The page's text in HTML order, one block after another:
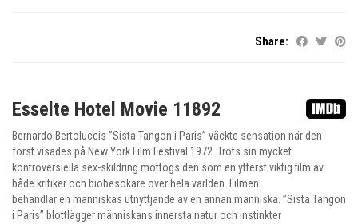
Share:
Esselte Hotel Movie 11892
Bernardo Bertoluccis ”Sista Tangon i Paris” väckte sensation när den
först visades på New York Film Festival 1972. Trots sin mycket
kontroversiella sex-skildring mottogs den som en ytterst viktig film av
både kritiker och biobesökare över hela världen. Filmen
behandlar en människas utnyttjande av en annan människa. ”Sista Tangon
i Paris” blottlägger människans innersta natur och instinkter